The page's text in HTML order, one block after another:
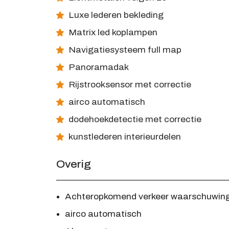
Luxe lederen bekleding
Matrix led koplampen
Navigatiesysteem full map
Panoramadak
Rijstrooksensor met correctie
airco automatisch
dodehoekdetectie met correctie
kunstlederen interieurdelen
Overig
Achteropkomend verkeer
airco automatisch